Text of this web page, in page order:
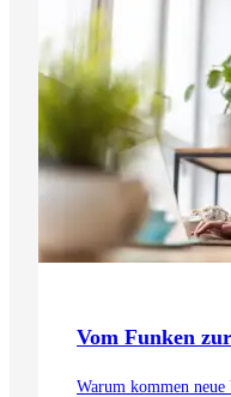
Vom Funken
Warum kommen neue